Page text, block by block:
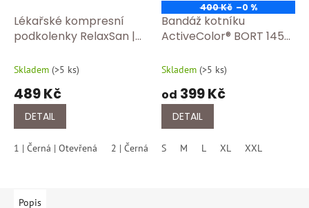
Lékařské kompresní
podkolenky RelaxSan |
Mikrovlákno ✅ 2150
Skladem (>5 ks)
489 Kč
DETAIL
1 | Černá | Otevřená 2 | Černá | Otevřená 3 | Černá | Otevřená
400 Kč –0 %
Bandáž kotníku
ActiveColor® BORT 1450
Skladem (>5 ks)
od 399 Kč
DETAIL
S M L XL XXL
Popis